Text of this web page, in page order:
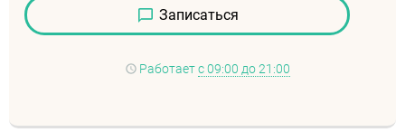
Записаться
Работает с 09:00 до 21:00